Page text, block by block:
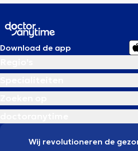
Download de app
Wij revolutioneren de